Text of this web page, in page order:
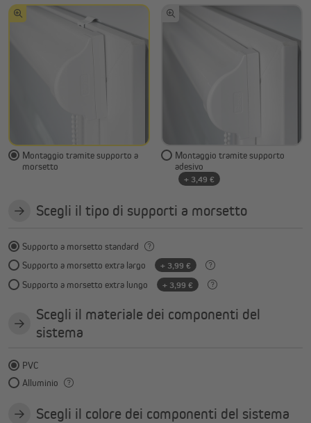
Montaggio tramite supporto a
morsetto
Montaggio tramite supporto
adesivo
+ 3,49 €
Scegli il tipo di supporti a morsetto
Supporto a morsetto standard
Supporto a morsetto extra largo
+ 3,99 €
Supporto a morsetto extra lungo + 3,99 €
Scegli il materiale dei componenti del
sistema
PVC
Alluminio
Scegli il colore dei componenti del sistema